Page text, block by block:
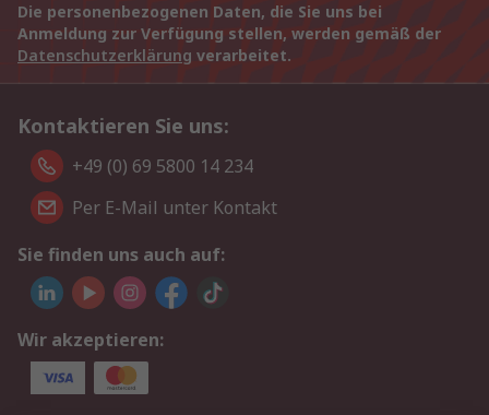
Die personenbezogenen Daten, die Sie uns bei
Anmeldung zur Verfügung stellen, werden gemäß der
Datenschutzerklärung verarbeitet.
Kontaktieren Sie uns:
+49 (0) 69 5800 14 234
Per E-Mail unter Kontakt
Sie finden uns auch auf:
Wir akzeptieren: